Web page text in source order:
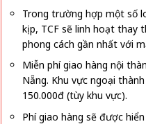
Trong trường hợp một số
kịp, TCF sẽ linh hoạt thay
phong cách gần nhất với
Miễn phí giao hàng nội
Nẵng. Khu vực ngoại
150.000đ (tùy khu vực).
Phí giao hàng sẽ được